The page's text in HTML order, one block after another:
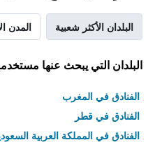
البلدان الأكثر شعبية المدن
البلدان التي يبحث عنها
الفنادق في المغرب
الفنادق في قطر
الفنادق في المملكة العربية